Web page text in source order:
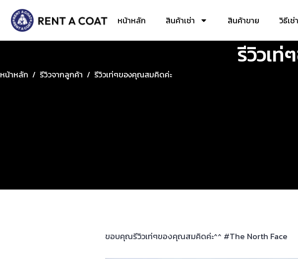
หน้าหลัก สินค้าเช่า สินค้าขาย วิธีเช่า
รีวิวเ
หน้าหลัก / รีวิวจากลูกค้า / รีวิวเท่ๆของคุณสมคิดค่ะ
ขอบคุณรีวิวเท่ๆของคุณสมคิดค่ะ^^ #The North Face